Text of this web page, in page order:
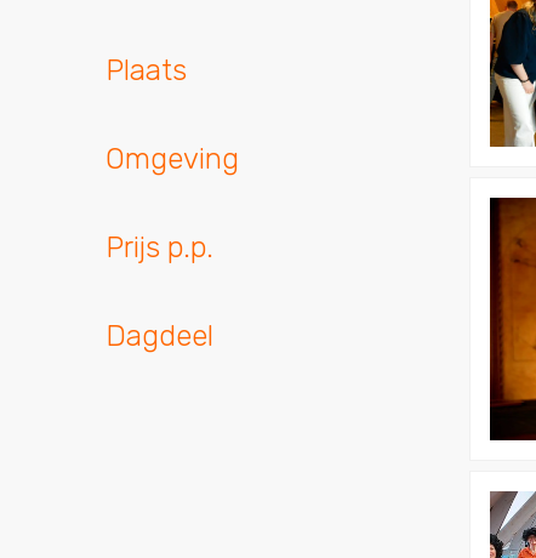
Plaats
Omgeving
Prijs p.p.
Dagdeel
Bob
Ross